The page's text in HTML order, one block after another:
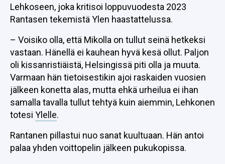
Lehkoseen, joka kritisoi loppuvuodesta 2023
Rantasen tekemistä Ylen haastattelussa.
– Voisiko olla, että Mikolla on tullut seinä hetkeksi
vastaan. Hänellä ei kauhean hyvä kesä ollut. Paljon
oli kissanristiäistä, Helsingissä piti olla ja muuta.
Varmaan hän tietoisestikin ajoi raskaiden vuosien
jälkeen konetta alas, mutta ehkä urheilua ei ihan
samalla tavalla tullut tehtyä kuin aiemmin, Lehkonen
totesi Ylelle.
Rantanen pillastui nuo sanat kuultuaan. Hän antoi
palaa yhden voittopelin jälkeen pukukopissa.